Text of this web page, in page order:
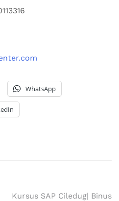
WhatsApp
Kursus SAP Ciledug| Binus